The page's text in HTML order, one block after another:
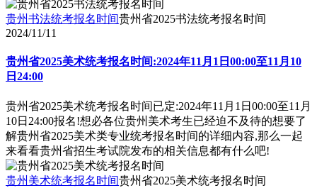
贵州书法统考报名时间贵州省2025书法统考报名时间
2024/11/11
贵州省2025美术统考报名时间:2024年11月1日00:00至11月10
日24:00
贵州省2025美术统考报名时间已定:2024年11月1日00:00至11月
10日24:00报名!想必各位贵州美术考生已经迫不及待的想要了
解贵州省2025美术类专业统考报名时间的详细内容,那么一起
来看看贵州省招生考试院发布的相关信息都有什么吧!
贵州美术统考报名时间贵州省2025美术统考报名时间